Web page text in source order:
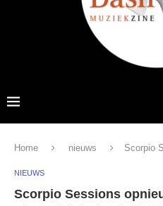
Home nieuws Scorpio
NIEUWS
Scorpio Sessions